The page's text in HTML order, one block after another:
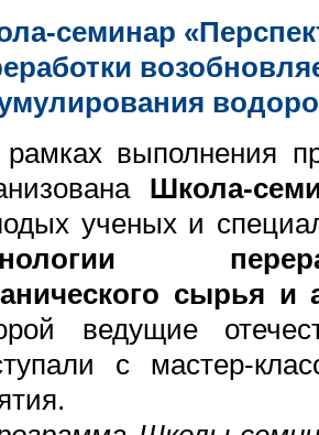
семинар
выполнения
Школа-
ученых и
сырья и
ведущие
с мастер-